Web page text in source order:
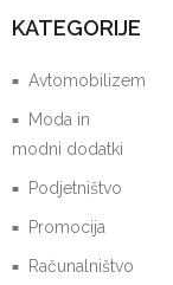
KATEGORIJE
Avtomobilizem
Moda in
modni dodatki
Podjetništvo
Promocija
Računalništvo